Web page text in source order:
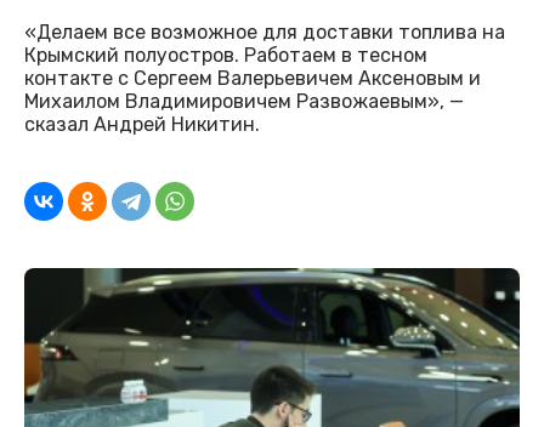
«Делаем все возможное для доставки топлива на
Крымский полуостров. Работаем в тесном
контакте с Сергеем Валерьевичем Аксеновым и
Михаилом Владимировичем Развожаевым», —
сказал Андрей Никитин.